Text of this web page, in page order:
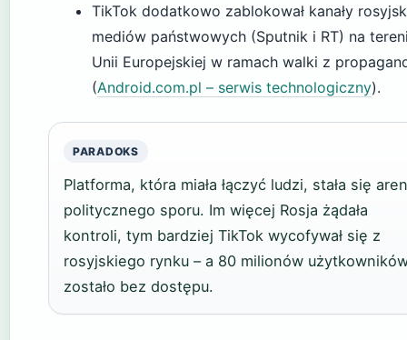
TikTok dodatkowo zablokował kanały
mediów państwowych (Sputnik i RT) na
Unii Europejskiej w ramach walki z
(Android.com.pl – serwis technologiczny).
PARADOKS
Platforma, która miała łączyć ludzi, stała się
politycznego sporu. Im więcej Rosja żądała
kontroli, tym bardziej TikTok wycofywał się z
rosyjskiego rynku – a 80 milionów
zostało bez dostępu.